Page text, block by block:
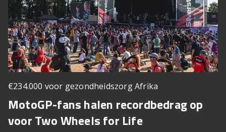
€234.000 voor gezondheidszorg Afrika
MotoGP-fans halen recordbedrag op
voor Two Wheels for Life